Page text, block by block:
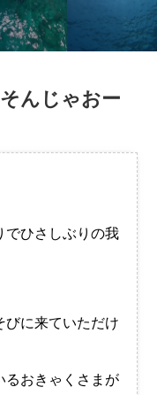
んじゃおー
でひさしぶりの我
びに来ていただけ
るおきゃくさまが